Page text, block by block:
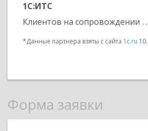
1С:ИТС
Клиентов на сопровождении
*Данные партнера взяты с сайта 1c.ru
Форма заявки